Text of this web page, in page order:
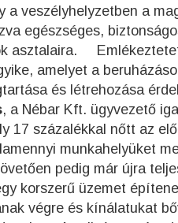
a veszélyhelyzetben a
egészséges,
asztalaira.
amelyet a
és létrehozása
, a Nébar Kft. ügyvezető
17 százalékkal nőtt az
munkahelyüket
pedig már újra
korszerű üzemet
végre és kínálatukat